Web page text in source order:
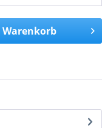
Warenkorb